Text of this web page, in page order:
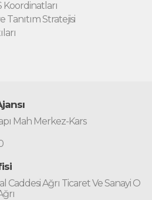
Koordinatları
Tanıtım Stratejisi
Mah Merkez-Kars
Caddesi Ağrı Ticaret Ve Sanayi O